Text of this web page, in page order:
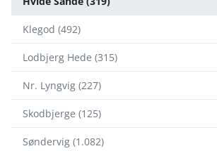
Klegod (492)
Lodbjerg Hede (315)
Nr. Lyngvig (227)
Skodbjerge (125)
Søndervig (1.082)